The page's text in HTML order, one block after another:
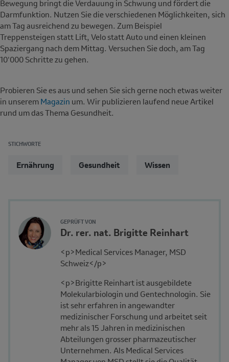
Bewegung bringt die Verdauung in Schwung und fördert die
Darmfunktion. Nutzen Sie die verschiedenen Möglichkeiten, sich
am Tag ausreichend zu bewegen. Zum Beispiel
Treppensteigen statt Lift, Velo statt Auto und einen kleinen
Spaziergang nach dem Mittag. Versuchen Sie doch, am Tag
10'000 Schritte zu gehen.
Probieren Sie es aus und sehen Sie sich gerne noch etwas weiter
in unserem Magazin um. Wir publizieren laufend neue Artikel
rund um das Thema Gesundheit.
STICHWORTE
Ernährung Gesundheit Wissen
GEPRÜFT VON
Author's
Avatar
Name
Affiliation
Dr. rer. nat. Brigitte Reinhart
Description
<p>Medical Services Manager, MSD
Schweiz</p>
<p>Brigitte Reinhart ist ausgebildete
Molekularbiologin und Gentechnologin. Sie
ist sehr erfahren in angewandter
medizinischer Forschung und arbeitet seit
mehr als 15 Jahren in medizinischen
Abteilungen grosser pharmazeutischer
Unternehmen. Als Medical Services